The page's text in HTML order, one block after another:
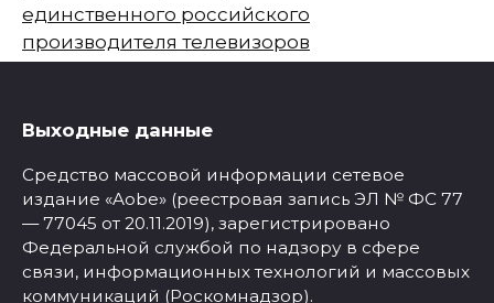
единственного российского
производителя телевизоров
Выходные данные
Средство массовой информации сетевое
издание «Aobe» (реестровая запись ЭЛ № ФС 77
— 77045 от 20.11.2019), зарегистрировано
Федеральной службой по надзору в сфере
связи, информационных технологий и массовых
коммуникаций (Роскомнадзор).